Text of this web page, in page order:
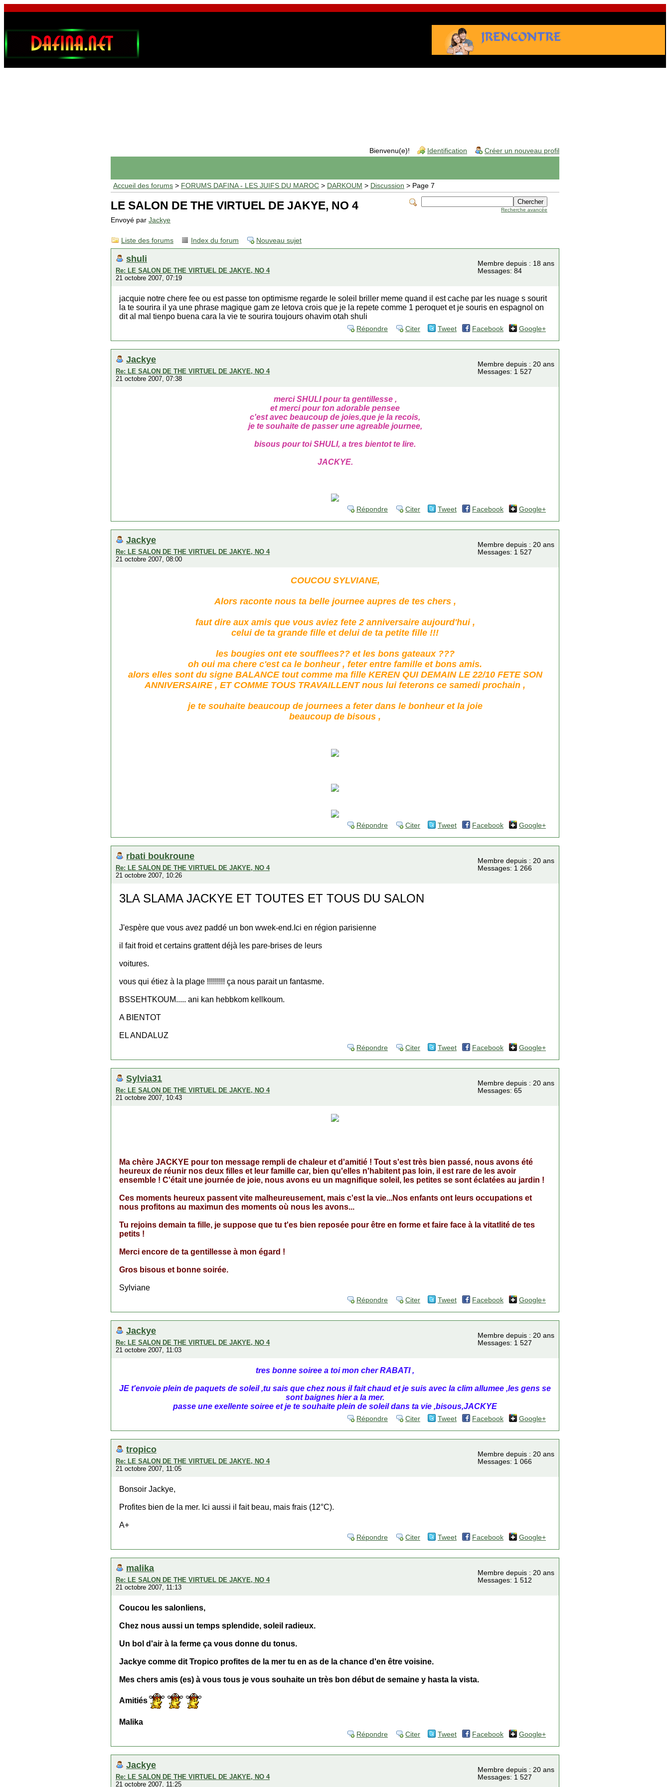
Bienvenu(e)! Identification Créer un nouveau profil
Accueil des forums > FORUMS DAFINA - LES JUIFS DU MAROC > DARKOUM > Discussion > Page 7
Recherche avancée
LE SALON DE THE VIRTUEL DE JAKYE, NO 4
Envoyé par Jackye
Liste des forums Index du forum Nouveau sujet
shuli
Re: LE SALON DE THE VIRTUEL DE JAKYE, NO 4
21 octobre 2007, 07:19
Membre depuis : 18 ans
Messages: 84
jacquie notre chere fee ou est passe ton optimisme regarde le soleil briller meme quand il est cache par les nuage s sourit
la te sourira il ya une phrase magique gam ze letova crois que je la repete comme 1 peroquet et je souris en espagnol on
dit al mal tienpo buena cara la vie te sourira toujours ohavim otah shuli
Répondre Citer Tweet Facebook Google+
Jackye
Re: LE SALON DE THE VIRTUEL DE JAKYE, NO 4
21 octobre 2007, 07:38
Membre depuis : 20 ans
Messages: 1 527
merci SHULI pour ta gentillesse ,
et merci pour ton adorable pensee
c'est avec beaucoup de joies,que je la recois,
je te souhaite de passer une agreable journee,
bisous pour toi SHULI, a tres bientot te lire.
JACKYE.
Répondre Citer Tweet Facebook Google+
Jackye
Re: LE SALON DE THE VIRTUEL DE JAKYE, NO 4
21 octobre 2007, 08:00
Membre depuis : 20 ans
Messages: 1 527
COUCOU SYLVIANE,
Alors raconte nous ta belle journee aupres de tes chers ,
faut dire aux amis que vous aviez fete 2 anniversaire aujourd'hui ,
celui de ta grande fille et delui de ta petite fille !!!
les bougies ont ete soufflees?? et les bons gateaux ???
oh oui ma chere c'est ca le bonheur , feter entre famille et bons amis.
alors elles sont du signe BALANCE tout comme ma fille KEREN QUI DEMAIN LE 22/10 FETE SON
ANNIVERSAIRE , ET COMME TOUS TRAVAILLENT nous lui feterons ce samedi prochain ,
je te souhaite beaucoup de journees a feter dans le bonheur et la joie
beaucoup de bisous ,
Répondre Citer Tweet Facebook Google+
rbati boukroune
Re: LE SALON DE THE VIRTUEL DE JAKYE, NO 4
21 octobre 2007, 10:26
Membre depuis : 20 ans
Messages: 1 266
3LA SLAMA JACKYE ET TOUTES ET TOUS DU SALON
J'espère que vous avez paddé un bon wwek-end.Ici en région parisienne
il fait froid et certains grattent déjà les pare-brises de leurs
voitures.
vous qui étiez à la plage !!!!!!!!! ça nous parait un fantasme.
BSSEHTKOUM..... ani kan hebbkom kellkoum.
A BIENTOT
EL ANDALUZ
Répondre Citer Tweet Facebook Google+
Sylvia31
Re: LE SALON DE THE VIRTUEL DE JAKYE, NO 4
21 octobre 2007, 10:43
Membre depuis : 20 ans
Messages: 65
Ma chère JACKYE pour ton message rempli de chaleur et d'amitié ! Tout s'est très bien passé, nous avons été
heureux de réunir nos deux filles et leur famille car, bien qu'elles n'habitent pas loin, il est rare de les avoir
ensemble ! C'était une journée de joie, nous avons eu un magnifique soleil, les petites se sont éclatées au jardin !
Ces moments heureux passent vite malheureusement, mais c'est la vie...Nos enfants ont leurs occupations et
nous profitons au maximun des moments où nous les avons...
Tu rejoins demain ta fille, je suppose que tu t'es bien reposée pour être en forme et faire face à la vitatlité de tes
petits !
Merci encore de ta gentillesse à mon égard !
Gros bisous et bonne soirée.
Sylviane
Répondre Citer Tweet Facebook Google+
Jackye
Re: LE SALON DE THE VIRTUEL DE JAKYE, NO 4
21 octobre 2007, 11:03
Membre depuis : 20 ans
Messages: 1 527
tres bonne soiree a toi mon cher RABATI ,
JE t'envoie plein de paquets de soleil ,tu sais que chez nous il fait chaud et je suis avec la clim allumee ,les gens se
sont baignes hier a la mer.
passe une exellente soiree et je te souhaite plein de soleil dans ta vie ,bisous,JACKYE
Répondre Citer Tweet Facebook Google+
tropico
Re: LE SALON DE THE VIRTUEL DE JAKYE, NO 4
21 octobre 2007, 11:05
Membre depuis : 20 ans
Messages: 1 066
Bonsoir Jackye,
Profites bien de la mer. Ici aussi il fait beau, mais frais (12°C).
A+
Répondre Citer Tweet Facebook Google+
malika
Re: LE SALON DE THE VIRTUEL DE JAKYE, NO 4
21 octobre 2007, 11:13
Membre depuis : 20 ans
Messages: 1 512
Coucou les salonliens,
Chez nous aussi un temps splendide, soleil radieux.
Un bol d'air à la ferme ça vous donne du tonus.
Jackye comme dit Tropico profites de la mer tu en as de la chance d'en être voisine.
Mes chers amis (es) à vous tous je vous souhaite un très bon début de semaine y hasta la vista.
Amitiés
Malika
Répondre Citer Tweet Facebook Google+
Jackye
Re: LE SALON DE THE VIRTUEL DE JAKYE, NO 4
21 octobre 2007, 11:25
Membre depuis : 20 ans
Messages: 1 527